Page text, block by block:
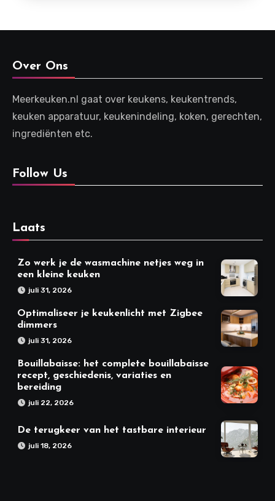
Over Ons
Meerkeuken.nl gaat over keukens, keukentrends,
keuken apparatuur, keukenindeling, koken, gerechten,
ingrediënten etc.
Follow Us
Laats
Zo werk je de wasmachine netjes weg in
een kleine keuken
juli 31, 2026
Optimaliseer je keukenlicht met Zigbee
dimmers
juli 31, 2026
Bouillabaisse: het complete bouillabaisse
recept, geschiedenis, variaties en
bereiding
juli 22, 2026
De terugkeer van het tastbare interieur
juli 18, 2026